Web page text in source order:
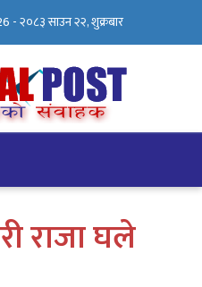
-२०८३ साउन २२, शुक्रबार
राजा घले